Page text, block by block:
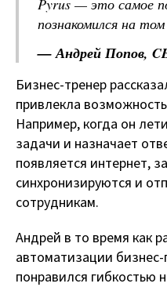
Pyrus — это самое
познакомился на
— Андрей Попов,
Бизнес-тренер
привлекла
Например, когда он
задачи и назначает
появляется интернет,
синхронизируются и
сотрудникам.
Андрей в то время как
автоматизации
понравился гибкостью